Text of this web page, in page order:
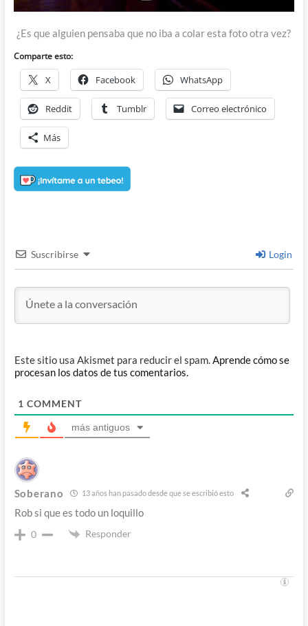
¿Es que alguien pensaba que no iba a colar esta foto otra vez?
Comparte esto:
X Facebook WhatsApp
Reddit Tumblr Correo electrónico
Más
Suscribirse Login
Este sitio usa Akismet para reducir el spam. Aprende cómo se
procesan los datos de tus comentarios.
1 COMMENT
más antiguos
Soberano 13 años han pasado desde que se escribió esto
Rob si que es todo un loquillo
0 Responder